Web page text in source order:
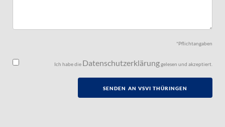
*Pflichtangaben
Ich habe die Datenschutzerklärunggelesen und akzeptiert.